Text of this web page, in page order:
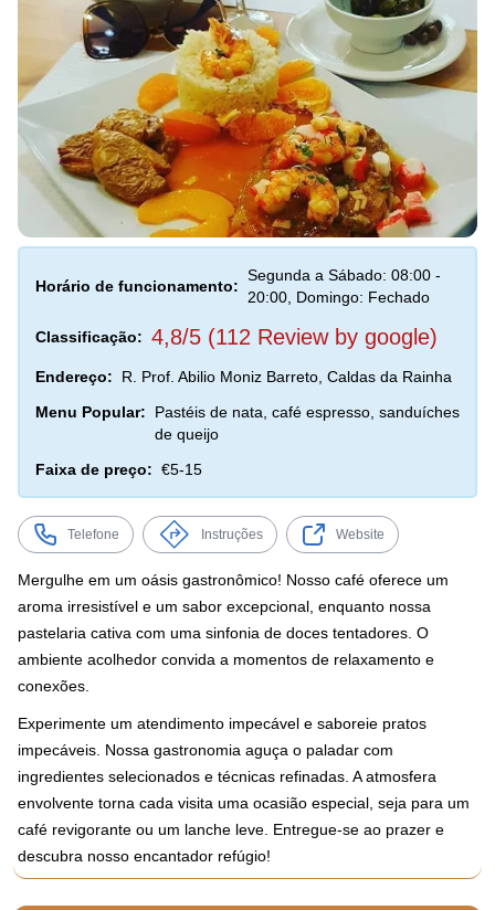
Horário de funcionamento:
Segunda a Sábado: 08:00 -
20:00, Domingo: Fechado
Classificação: 4,8/5 (112 Review by google)
Endereço:
R. Prof. Abilio Moniz Barreto, Caldas da Rainha
Menu Popular:
Pastéis de nata, café espresso, sanduíches
de queijo
Faixa de preço: €5-15
Telefone Instruções Website
Mergulhe em um oásis gastronômico! Nosso café oferece um
aroma irresistível e um sabor excepcional, enquanto nossa
pastelaria cativa com uma sinfonia de doces tentadores. O
ambiente acolhedor convida a momentos de relaxamento e
conexões.
Experimente um atendimento impecável e saboreie pratos
impecáveis. Nossa gastronomia aguça o paladar com
ingredientes selecionados e técnicas refinadas. A atmosfera
envolvente torna cada visita uma ocasião especial, seja para um
café revigorante ou um lanche leve. Entregue-se ao prazer e
descubra nosso encantador refúgio!